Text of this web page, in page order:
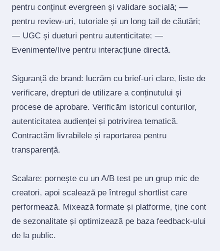
pentru conținut evergreen și validare socială; —
pentru review‑uri, tutoriale și un long tail de căutări;
— UGC și dueturi pentru autenticitate; —
Evenimente/live pentru interacțiune directă.
Siguranță de brand: lucrăm cu brief‑uri clare, liste de
verificare, drepturi de utilizare a conținutului și
procese de aprobare. Verificăm istoricul conturilor,
autenticitatea audienței și potrivirea tematică.
Contractăm livrabilele și raportarea pentru
transparență.
Scalare: pornește cu un A/B test pe un grup mic de
creatori, apoi scalează pe întregul shortlist care
performează. Mixează formate și platforme, ține cont
de sezonalitate și optimizează pe baza feedback‑ului
de la public.